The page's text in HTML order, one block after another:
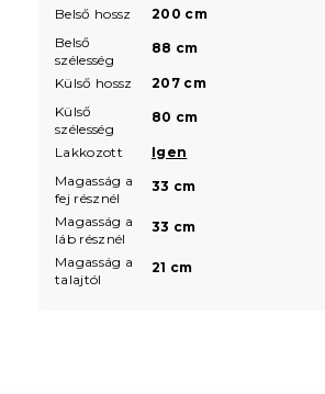
Belső hossz
200 cm
Belső
szélesség
88 cm
Külső hossz
207 cm
Külső
szélesség
80 cm
Lakkozott
Igen
Magasság a
fej résznél
33 cm
Magasság a
láb résznél
33 cm
Magasság a
talajtól
21 cm